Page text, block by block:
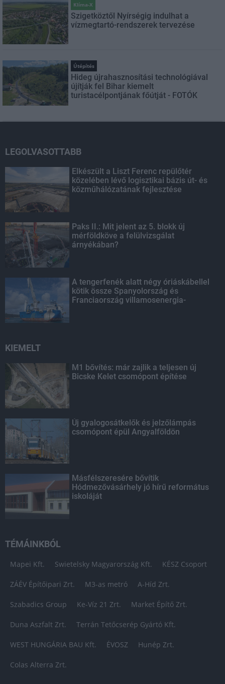
Klíma-X
Szigetköztől Nyírségig indulhat a
vízmegtartó-rendszerek tervezése
Útépítés
Hideg újrahasznosítási technológiával
újítják fel Bihar kiemelt
turistacélpontjának főútját - FOTÓK
LEGOLVASOTTABB
Elkészült a Liszt Ferenc repülőtér
közelében lévő logisztikai bázis út- és
közműhálózatának fejlesztése
Paks II.: Mit jelent az 5. blokk új
mérföldköve a felülvizsgálat
árnyékában?
A tengerfenék alatt négy óriáskábellel
kötik össze Spanyolország és
Franciaország villamosenergia-
KIEMELT
M1 bővítés: már zajlik a teljesen új
Bicske Kelet csomópont építése
Új gyalogosátkelők és jelzőlámpás
csomópont épül Angyalföldön
Másfélszeresére bővítik
Hódmezővásárhely jó hírű református
iskoláját
TÉMÁINKBÓL
Mapei Kft. Swietelsky Magyarország Kft. KÉSZ Csoport
ZÁÉV Építőipari Zrt. M3-as metró A-Híd Zrt.
Szabadics Group Ke-Víz 21 Zrt. Market Építő Zrt.
Duna Aszfalt Zrt. Terrán Tetőcserép Gyártó Kft.
WEST HUNGÁRIA BAU Kft. ÉVOSZ Hunép Zrt.
Colas Alterra Zrt.